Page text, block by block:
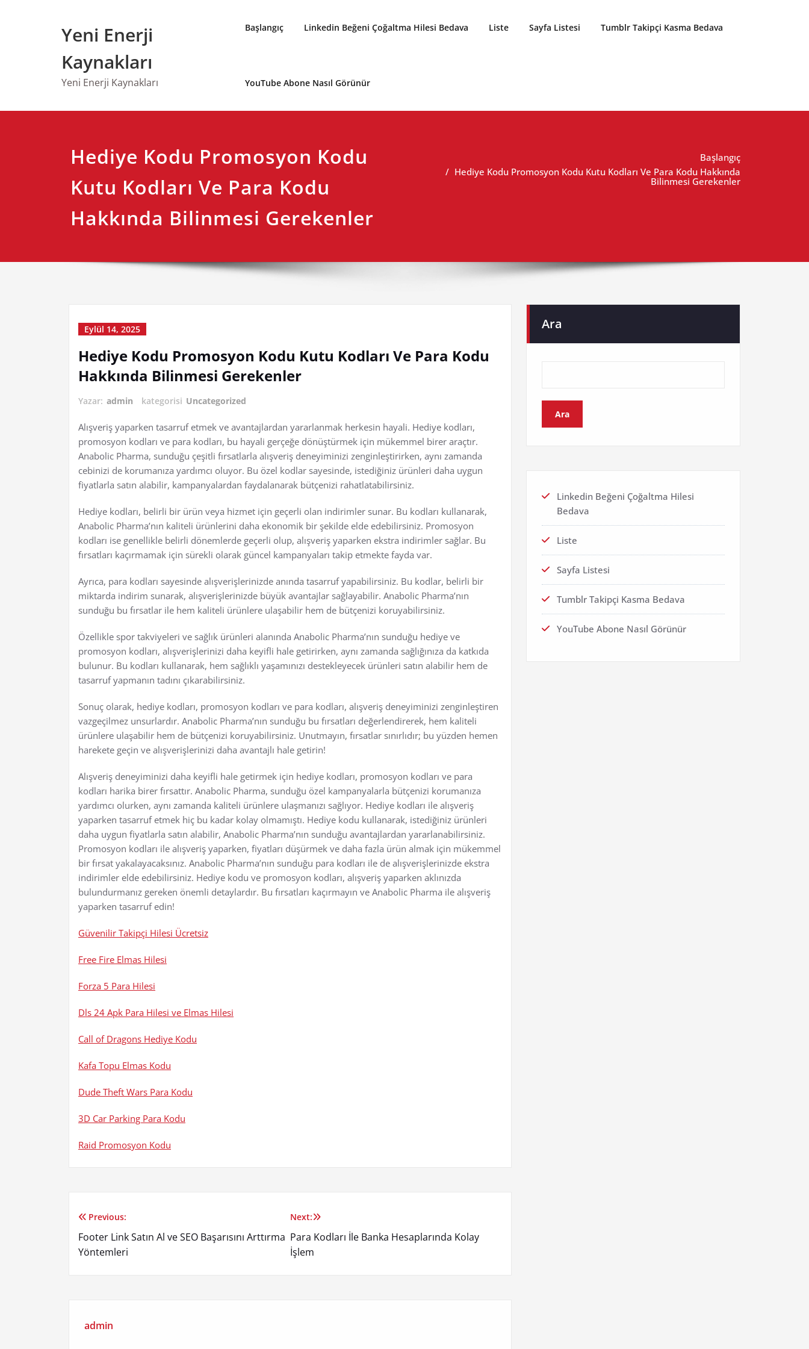
Yeni Enerji
Kaynakları
Yeni Enerji Kaynakları
Başlangıç Linkedin Beğeni Çoğaltma Hilesi Bedava Liste Sayfa Listesi Tumblr Takipçi Kasma Bedava
YouTube Abone Nasıl Görünür
Hediye Kodu Promosyon Kodu
Kutu Kodları Ve Para Kodu
Hakkında Bilinmesi Gerekenler
Başlangıç
Hediye Kodu Promosyon Kodu Kutu Kodları Ve Para Kodu Hakkında
Bilinmesi Gerekenler
Eylül 14, 2025
Hediye Kodu Promosyon Kodu Kutu Kodları Ve Para Kodu
Hakkında Bilinmesi Gerekenler
Yazar: admin kategorisi Uncategorized
Alışveriş yaparken tasarruf etmek ve avantajlardan yararlanmak herkesin hayali. Hediye kodları,
promosyon kodları ve para kodları, bu hayali gerçeğe dönüştürmek için mükemmel birer araçtır.
Anabolic Pharma, sunduğu çeşitli fırsatlarla alışveriş deneyiminizi zenginleştirirken, aynı zamanda
cebinizi de korumanıza yardımcı oluyor. Bu özel kodlar sayesinde, istediğiniz ürünleri daha uygun
fiyatlarla satın alabilir, kampanyalardan faydalanarak bütçenizi rahatlatabilirsiniz.
Hediye kodları, belirli bir ürün veya hizmet için geçerli olan indirimler sunar. Bu kodları kullanarak,
Anabolic Pharma’nın kaliteli ürünlerini daha ekonomik bir şekilde elde edebilirsiniz. Promosyon
kodları ise genellikle belirli dönemlerde geçerli olup, alışveriş yaparken ekstra indirimler sağlar. Bu
fırsatları kaçırmamak için sürekli olarak güncel kampanyaları takip etmekte fayda var.
Ayrıca, para kodları sayesinde alışverişlerinizde anında tasarruf yapabilirsiniz. Bu kodlar, belirli bir
miktarda indirim sunarak, alışverişlerinizde büyük avantajlar sağlayabilir. Anabolic Pharma’nın
sunduğu bu fırsatlar ile hem kaliteli ürünlere ulaşabilir hem de bütçenizi koruyabilirsiniz.
Özellikle spor takviyeleri ve sağlık ürünleri alanında Anabolic Pharma’nın sunduğu hediye ve
promosyon kodları, alışverişlerinizi daha keyifli hale getirirken, aynı zamanda sağlığınıza da katkıda
bulunur. Bu kodları kullanarak, hem sağlıklı yaşamınızı destekleyecek ürünleri satın alabilir hem de
tasarruf yapmanın tadını çıkarabilirsiniz.
Sonuç olarak, hediye kodları, promosyon kodları ve para kodları, alışveriş deneyiminizi zenginleştiren
vazgeçilmez unsurlardır. Anabolic Pharma’nın sunduğu bu fırsatları değerlendirerek, hem kaliteli
ürünlere ulaşabilir hem de bütçenizi koruyabilirsiniz. Unutmayın, fırsatlar sınırlıdır; bu yüzden hemen
harekete geçin ve alışverişlerinizi daha avantajlı hale getirin!
Alışveriş deneyiminizi daha keyifli hale getirmek için hediye kodları, promosyon kodları ve para
kodları harika birer fırsattır. Anabolic Pharma, sunduğu özel kampanyalarla bütçenizi korumanıza
yardımcı olurken, aynı zamanda kaliteli ürünlere ulaşmanızı sağlıyor. Hediye kodları ile alışveriş
yaparken tasarruf etmek hiç bu kadar kolay olmamıştı. Hediye kodu kullanarak, istediğiniz ürünleri
daha uygun fiyatlarla satın alabilir, Anabolic Pharma’nın sunduğu avantajlardan yararlanabilirsiniz.
Promosyon kodları ile alışveriş yaparken, fiyatları düşürmek ve daha fazla ürün almak için mükemmel
bir fırsat yakalayacaksınız. Anabolic Pharma’nın sunduğu para kodları ile de alışverişlerinizde ekstra
indirimler elde edebilirsiniz. Hediye kodu ve promosyon kodları, alışveriş yaparken aklınızda
bulundurmanız gereken önemli detaylardır. Bu fırsatları kaçırmayın ve Anabolic Pharma ile alışveriş
yaparken tasarruf edin!
Güvenilir Takipçi Hilesi Ücretsiz
Free Fire Elmas Hilesi
Forza 5 Para Hilesi
Dls 24 Apk Para Hilesi ve Elmas Hilesi
Call of Dragons Hediye Kodu
Kafa Topu Elmas Kodu
Dude Theft Wars Para Kodu
3D Car Parking Para Kodu
Raid Promosyon Kodu
Yazı
gezinmesi
Previous:
Footer Link Satın Al ve SEO Başarısını Arttırma
Yöntemleri
Next:
Para Kodları İle Banka Hesaplarında Kolay
İşlem
admin
Ara
Ara
Linkedin Beğeni Çoğaltma Hilesi
Bedava
Liste
Sayfa Listesi
Tumblr Takipçi Kasma Bedava
YouTube Abone Nasıl Görünür